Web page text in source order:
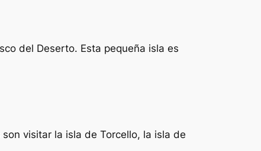
del Deserto. Esta pequeña isla es
visitar la isla de Torcello, la isla de